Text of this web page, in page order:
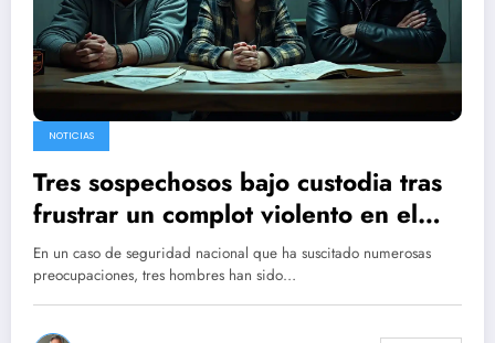
NOTICIAS
Tres sospechosos bajo custodia tras
frustrar un complot violento en el
norte de Francia
En un caso de seguridad nacional que ha suscitado numerosas
preocupaciones, tres hombres han sido…